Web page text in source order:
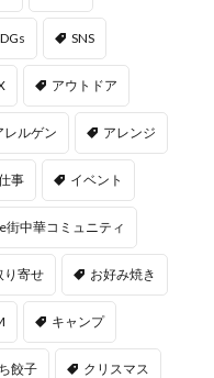
SNS
アウトドア
レルゲン アレンジ
事 イベント
街中華コミュニティ
り寄せ お好み焼き
キャンプ
餃子 クリスマス